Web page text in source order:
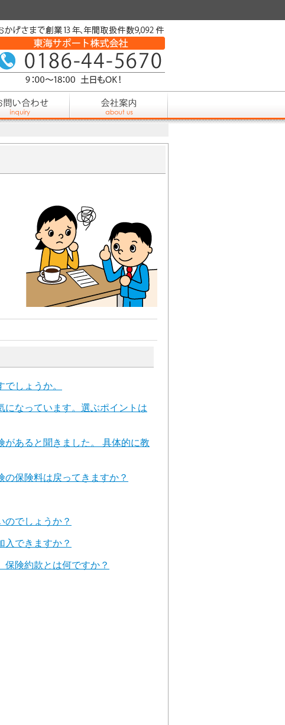
しょうか。
になっています。選ぶポイントは
あると聞きました。 具体的に教
保険料は戻ってきますか？
のでしょうか？
入できますか？
険約款とは何ですか？